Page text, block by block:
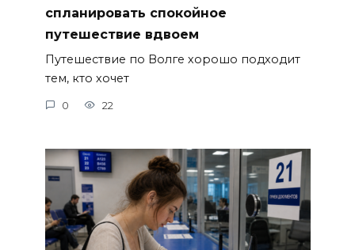
спланировать спокойное
путешествие вдвоем
Путешествие по Волге хорошо подходит
тем, кто хочет
0 22